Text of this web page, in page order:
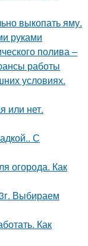
выкопать яму.
руками
полива –
работы
условиях.
или нет.
С
огорода. Как
Выбираем
Как